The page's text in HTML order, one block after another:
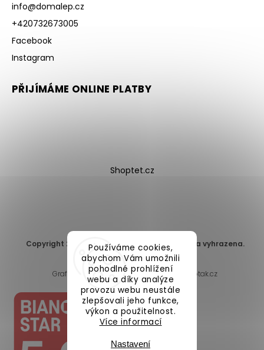
Používáme cookies,
abychom Vám umožnili
pohodlné prohlížení
webu a díky analýze
provozu webu neustále
zlepšovali jeho funkce,
výkon a použitelnost.
Více informací
Nastavení
info@domalep.cz
+420732673005
Facebook
Instagram
PŘIJÍMÁME ONLINE PLATBY
Shoptet.cz
Copyright 2026 DomaLEP s.r.o. . Všechna práva vyhrazena.
Upravit nastavení cookies
Grafický návrh vytvořil a nakódoval
Shoptak.cz